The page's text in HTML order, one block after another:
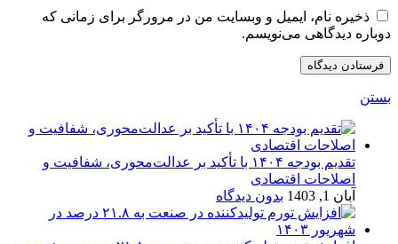
ذخیره نام، ایمیل و وبسایت من در مرورگر برای زمانی که
دوباره دیدگاهی می‌نویسم.
بستن
تقدیم بودجه ۱۴۰۴ با تأکید بر عدالت‌محوری، شفافیت و
اصلاحات اقتصادی
آبان 1, 1403
بدون دیدگاه